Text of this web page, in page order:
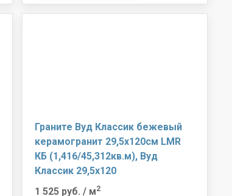
Граните Вуд Классик бежевый
керамогранит 29,5х120см LMR
КБ (1,416/45,312кв.м), Вуд
Классик 29,5х120
1 525 руб./ м2